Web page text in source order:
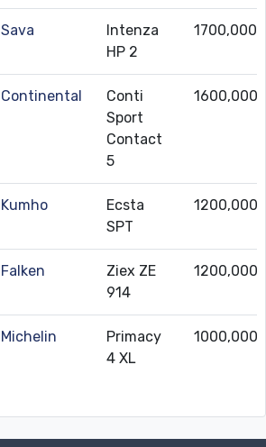
Sava
Intenza
HP 2
1700,000
Continental
Conti
Sport
Contact
5
1600,000
Kumho
Ecsta
SPT
1200,000
Falken
Ziex ZE
914
1200,000
Michelin
Primacy
4 XL
1000,000